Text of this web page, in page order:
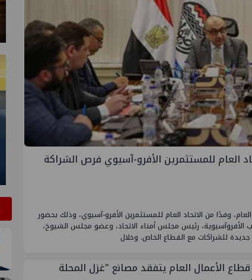
العام للمستثمرين الأفرو-آسيوي فرص الشراكة
وفدًا من الاتحاد العام للمستثمرين الأفرو-آسيوي، وذلك بحضور
رئيس مجلس أمناء الاتحاد، وعضو مجلس الشيوخ،
للشراكات مع القطاع الخاص. وخلال
قطاع الأعمال العام يتفقد مصانع "غزل المحلة